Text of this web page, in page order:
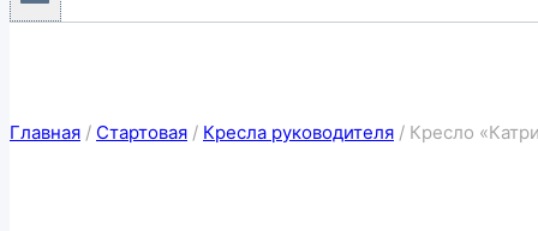
Главная / Стартовая / Кресла руководителя / Кресло